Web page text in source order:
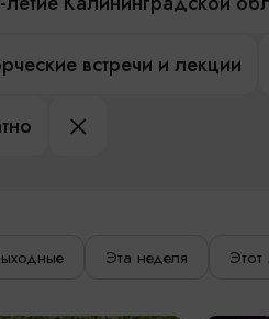
встречи и лекции
Эта неделя